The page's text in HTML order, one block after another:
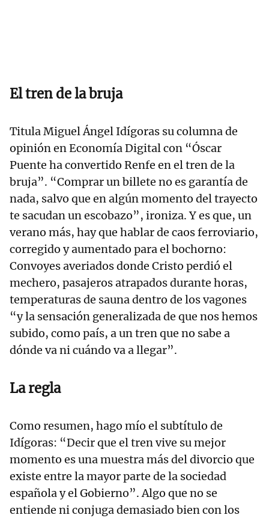
El tren de la bruja
Titula Miguel Ángel Idígoras su columna de
opinión en Economía Digital con “Óscar
Puente ha convertido Renfe en el tren de la
bruja”. “Comprar un billete no es garantía de
nada, salvo que en algún momento del trayecto
te sacudan un escobazo”, ironiza. Y es que, un
verano más, hay que hablar de caos ferroviario,
corregido y aumentado para el bochorno:
Convoyes averiados donde Cristo perdió el
mechero, pasajeros atrapados durante horas,
temperaturas de sauna dentro de los vagones
“y la sensación generalizada de que nos hemos
subido, como país, a un tren que no sabe a
dónde va ni cuándo va a llegar”.
La regla
Como resumen, hago mío el subtítulo de
Idígoras: “Decir que el tren vive su mejor
momento es una muestra más del divorcio que
existe entre la mayor parte de la sociedad
española y el Gobierno”. Algo que no se
entiende ni conjuga demasiado bien con los